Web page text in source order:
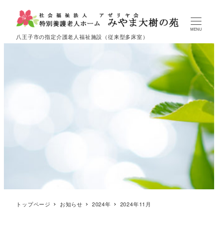
八王子市の指定介護老人福祉施設（従来型多床室）
MENU
トップページ お知らせ 2024年 2024年11月